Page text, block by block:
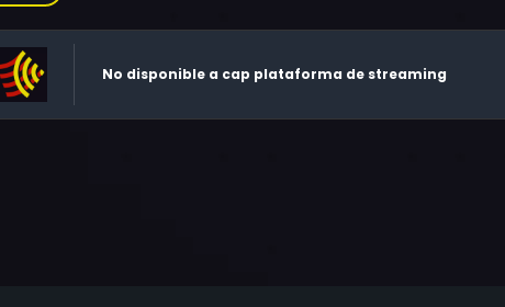
No disponible a cap plataforma de streaming